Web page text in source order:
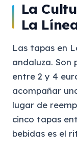
La
La
Las tapas en
andaluza. Son
entre 2 y 4
acompañar
lugar de
cinco tapas
bebidas es el